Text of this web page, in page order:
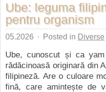
Ube: leguma
pentru organism
05.2026 · Posted in Diverse
Ube, cunoscut și ca
rădăcinoasă originară din
filipineză. Are o culoare
fină, care amintește de